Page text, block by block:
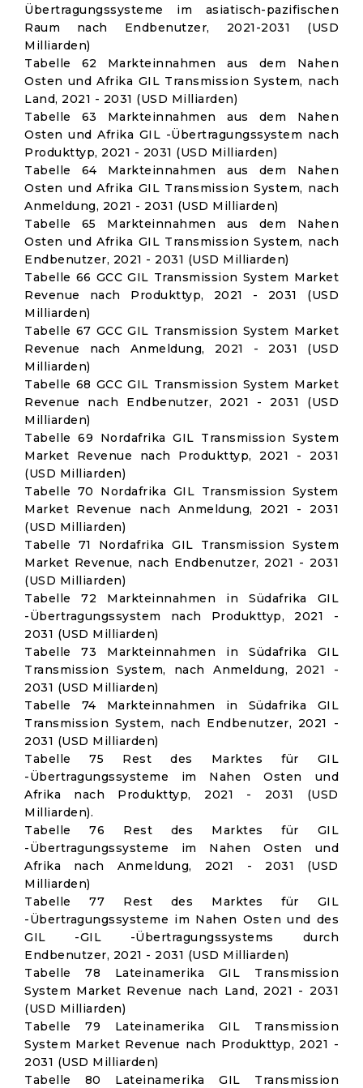
Übertragungssysteme im asiatisch-pazifischen
Raum nach Endbenutzer, 2021-2031 (USD
Milliarden)
Tabelle 62 Markteinnahmen aus dem Nahen
Osten und Afrika GIL Transmission System, nach
Land, 2021 - 2031 (USD Milliarden)
Tabelle 63 Markteinnahmen aus dem Nahen
Osten und Afrika GIL -Übertragungssystem nach
Produkttyp, 2021 - 2031 (USD Milliarden)
Tabelle 64 Markteinnahmen aus dem Nahen
Osten und Afrika GIL Transmission System, nach
Anmeldung, 2021 - 2031 (USD Milliarden)
Tabelle 65 Markteinnahmen aus dem Nahen
Osten und Afrika GIL Transmission System, nach
Endbenutzer, 2021 - 2031 (USD Milliarden)
Tabelle 66 GCC GIL Transmission System Market
Revenue nach Produkttyp, 2021 - 2031 (USD
Milliarden)
Tabelle 67 GCC GIL Transmission System Market
Revenue nach Anmeldung, 2021 - 2031 (USD
Milliarden)
Tabelle 68 GCC GIL Transmission System Market
Revenue nach Endbenutzer, 2021 - 2031 (USD
Milliarden)
Tabelle 69 Nordafrika GIL Transmission System
Market Revenue nach Produkttyp, 2021 - 2031
(USD Milliarden)
Tabelle 70 Nordafrika GIL Transmission System
Market Revenue nach Anmeldung, 2021 - 2031
(USD Milliarden)
Tabelle 71 Nordafrika GIL Transmission System
Market Revenue, nach Endbenutzer, 2021 - 2031
(USD Milliarden)
Tabelle 72 Markteinnahmen in Südafrika GIL
-Übertragungssystem nach Produkttyp, 2021 -
2031 (USD Milliarden)
Tabelle 73 Markteinnahmen in Südafrika GIL
Transmission System, nach Anmeldung, 2021 -
2031 (USD Milliarden)
Tabelle 74 Markteinnahmen in Südafrika GIL
Transmission System, nach Endbenutzer, 2021 -
2031 (USD Milliarden)
Tabelle 75 Rest des Marktes für GIL
-Übertragungssysteme im Nahen Osten und
Afrika nach Produkttyp, 2021 - 2031 (USD
Milliarden).
Tabelle 76 Rest des Marktes für GIL
-Übertragungssysteme im Nahen Osten und
Afrika nach Anmeldung, 2021 - 2031 (USD
Milliarden)
Tabelle 77 Rest des Marktes für GIL
-Übertragungssysteme im Nahen Osten und des
GIL -GIL -Übertragungssystems durch
Endbenutzer, 2021 - 2031 (USD Milliarden)
Tabelle 78 Lateinamerika GIL Transmission
System Market Revenue nach Land, 2021 - 2031
(USD Milliarden)
Tabelle 79 Lateinamerika GIL Transmission
System Market Revenue nach Produkttyp, 2021 -
2031 (USD Milliarden)
Tabelle 80 Lateinamerika GIL Transmission